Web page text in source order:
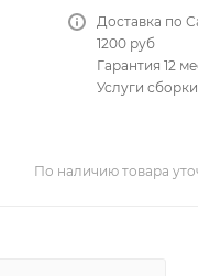
Доставка по
1200 руб
Гарантия 12
Услуги сборки
По наличию товара